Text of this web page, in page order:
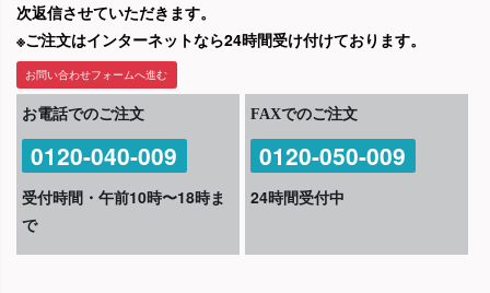
次返信させていただきます。
※ご注文はインターネットなら24時間受け付けております。
お問い合わせフォームへ進む
お電話でのご注文
0120-040-009
受付時間・午前10時〜18時ま
で
FAXでのご注文
0120-050-009
24時間受付中